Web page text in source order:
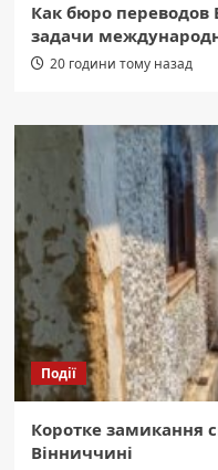
Как бюро переводов
задачи
20 години тому назад
Події
Коротке замикання
Вінниччині